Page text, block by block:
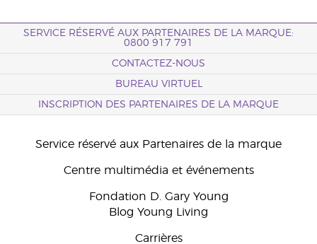
SERVICE RÉSERVÉ AUX PARTENAIRES DE LA MARQUE:
0800 917 791
CONTACTEZ-NOUS
BUREAU VIRTUEL
INSCRIPTION DES PARTENAIRES DE LA MARQUE
Service réservé aux Partenaires de la marque
Centre multimédia et événements
Fondation D. Gary Young
Blog Young Living
Carrières